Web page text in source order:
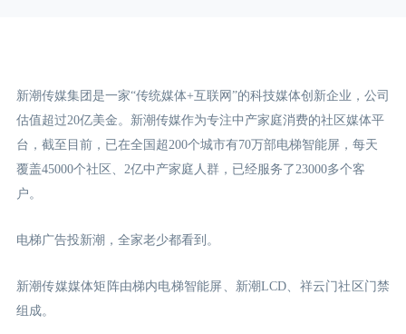
新潮传媒集团是一家“传统媒体+互联网”的科技媒体创新企业，公司
估值超过20亿美金。新潮传媒作为专注中产家庭消费的社区媒体平
台，截至目前，已在全国超200个城市有70万部电梯智能屏，每天
覆盖45000个社区、2亿中产家庭人群，已经服务了23000多个客
户。
电梯广告投新潮，全家老少都看到。
新潮传媒媒体矩阵由梯内电梯智能屏、新潮LCD、祥云门社区门禁
组成。